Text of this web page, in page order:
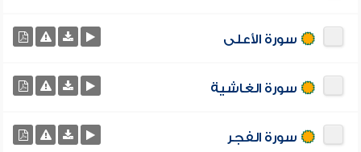
سورة الأعلى
سورة الغاشية
سورة الفجر